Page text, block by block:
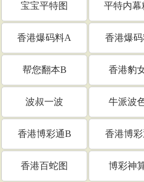
宝宝平特图 平特内幕
香港爆码料A 香港爆
帮您翻本B 香港豹
波叔一波 牛派波
香港博彩通B 香港博
香港百蛇图 博彩神